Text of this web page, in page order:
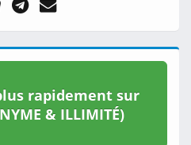
rapidement sur
& ILLIMITÉ)